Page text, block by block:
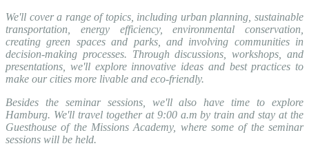
We'll cover a range of topics, including urban planning, sustainable
transportation, energy efficiency, environmental conservation,
creating green spaces and parks, and involving communities in
decision-making processes. Through discussions, workshops, and
presentations, we'll explore innovative ideas and best practices to
make our cities more livable and eco-friendly.
Besides the seminar sessions, we'll also have time to explore
Hamburg. We'll travel together at 9:00 a.m by train and stay at the
Guesthouse of the Missions Academy, where some of the seminar
sessions will be held.